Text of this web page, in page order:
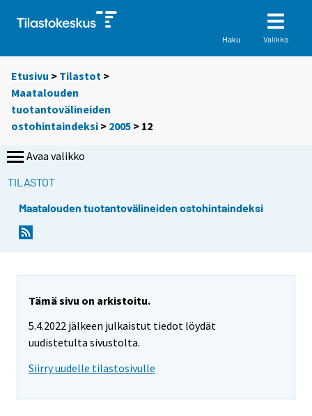
Haku Valikko
Etusivu > Tilastot >
Maatalouden
tuotantovälineiden
ostohintaindeksi > 2005 > 12
Avaa valikko
TILASTOT
Maatalouden tuotantovälineiden ostohintaindeksi
Tämä sivu on arkistoitu.
5.4.2022 jälkeen julkaistut tiedot löydät
uudistetulta sivustolta.
Siirry uudelle tilastosivulle